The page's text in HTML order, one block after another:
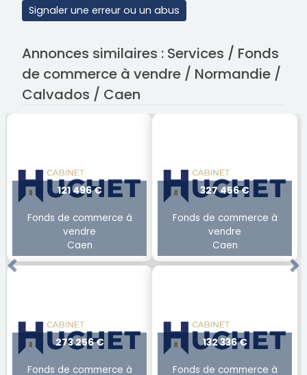
Signaler une erreur ou un abus
Annonces similaires : Services / Fonds
de commerce à vendre / Normandie /
Calvados / Caen
121 496 €
Fonds de commerce à
vendre
Caen
327 456 €
Fonds de commerce à
vendre
Caen
273 256 €
Fonds de commerce à
132 336 €
Fonds de commerce à
Previous